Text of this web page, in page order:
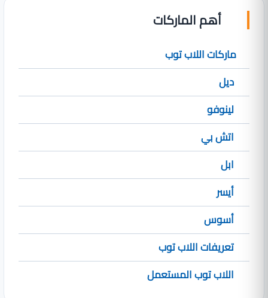
أهم الماركات
ماركات اللاب توب
ديل
لينوفو
اتش بي
ابل
أيسر
أسوس
تعريفات اللاب توب
اللاب توب المستعمل